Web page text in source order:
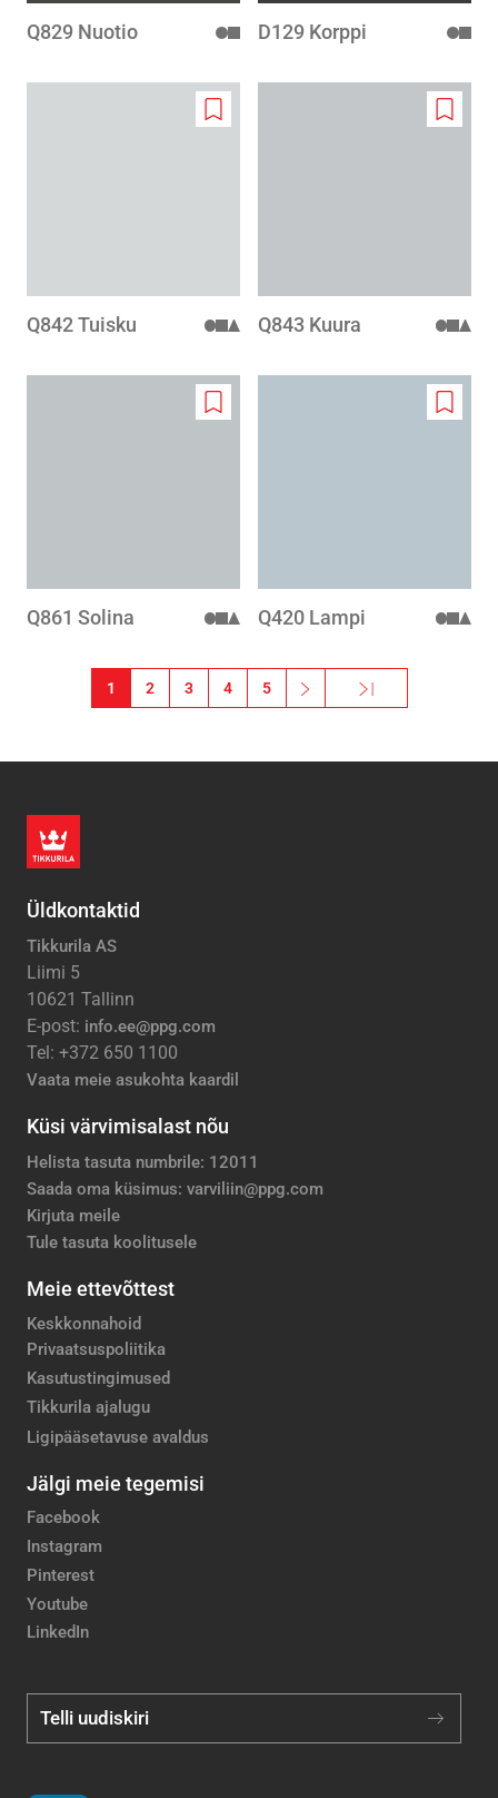
Q829 Nuotio D129 Korppi
Add
Q842 Tuisku
Add
Q843 Kuura
Add
Q861 Solina
Add
Q420 Lampi
1 2 3 4 5 ››
Järgmine leht
Viimane »
Viimane leht
Üldkontaktid
Tikkurila AS
Liimi 5
10621 Tallinn
E-post: info.ee@ppg.com
Tel: +372 650 1100
Vaata meie asukohta kaardil
Küsi värvimisalast nõu
Helista tasuta numbrile: 12011
Saada oma küsimus: varviliin@ppg.com
Kirjuta meile
Tule tasuta koolitusele
Meie ettevõttest
Keskkonnahoid
Privaatsuspoliitika
Kasutustingimused
Tikkurila ajalugu
Ligipääsetavuse avaldus
Jälgi meie tegemisi
Facebook
Instagram
Pinterest
Youtube
LinkedIn
Telli uudiskiri